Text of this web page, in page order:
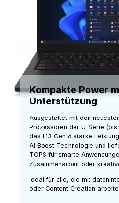
Kompakte Power
Unterstützung
Ausgestattet mit den
Prozessoren der U-Serie
das L13 Gen 6 starke
AI Boost-Technologie und
TOPS für smarte
Zusammenarbeit oder
Ideal für alle, die mit
oder Content Creation